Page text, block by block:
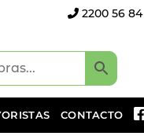
2200 56 84
CONTACTO